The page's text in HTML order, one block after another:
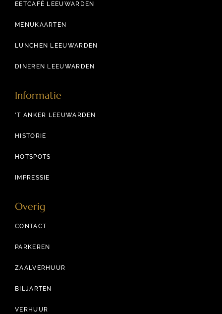
EETCAFÉ LEEUWARDEN
MENUKAARTEN
LUNCHEN LEEUWARDEN
DINEREN LEEUWARDEN
Informatie
'T ANKER LEEUWARDEN
HISTORIE
HOTSPOTS
IMPRESSIE
Overig
CONTACT
PARKEREN
ZAALVERHUUR
BILJARTEN
VERHUUR